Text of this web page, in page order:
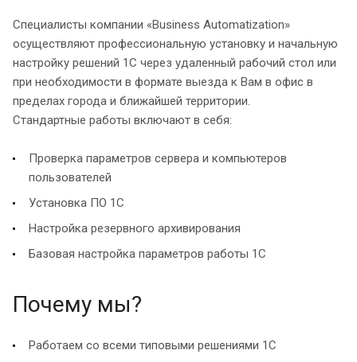
Специалисты компании «Business Automatization»
осуществляют профессиональную установку и начальную
настройку решений 1С через удаленный рабочий стол или
при необходимости в формате выезда к Вам в офис в
пределах города и ближайшей территории.
Стандартные работы включают в себя:
Проверка параметров сервера и компьютеров
пользователей
Установка ПО 1С
Настройка резервного архивирования
Базовая настройка параметров работы 1С
Почему мы?
Работаем со всеми типовыми решениями 1С